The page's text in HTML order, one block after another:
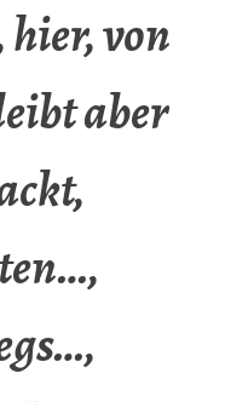
von
aber